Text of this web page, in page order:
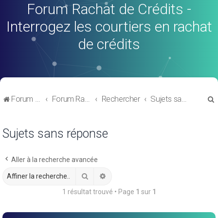
Forum Rachat de Crédits -
Interrogez les courtiers en rachat
de crédits
Forum de discussions sur le Regroupement de Crédits et le Rachat de Crédits Forum Rachat de Crédits Rechercher Sujets sans réponse
Sujets sans réponse
Aller à la recherche avancée
Rechercher
1 résultat trouvé • Page 1 sur 1